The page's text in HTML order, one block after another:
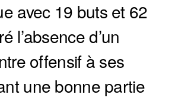
avec 19 buts et 62
l’absence d’un
offensif à ses
une bonne partie